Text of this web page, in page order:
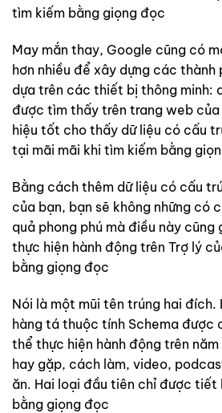
tìm kiếm bằng giọng đọc
May mắn thay, Google cũng có
hơn nhiều để xây dựng các thành
dựa trên các thiết bị thông minh:
được tìm thấy trên trang web
hiệu tốt cho thấy dữ liệu có cấu
tại mãi mãi khi tìm kiếm bằng
Bằng cách thêm dữ liệu có cấu
của bạn, bạn sẽ không những có
quả phong phú mà điều này
thực hiện hành động trên Trợ lý
bằng giọng đọc
Nói là một mũi tên trúng hai đích.
hàng tá thuộc tính Schema được
thể thực hiện hành động trên
hay gặp, cách làm, video,
ăn. Hai loại đầu tiên chỉ được tiết
bằng giọng đọc